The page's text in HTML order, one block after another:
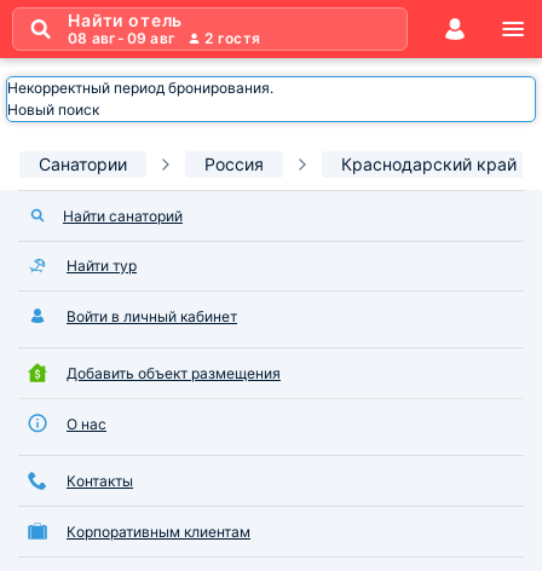
Найти отель
08 авг- 09 авг 2 гостя
Некорректный период бронирования.
Новый поиск
Санатории Россия Краснодарский край
Найти санаторий
Найти тур
Войти в личный кабинет
Добавить объект размещения
О нас
Контакты
Корпоративным клиентам